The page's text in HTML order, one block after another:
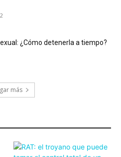
¿Cómo detenerla a tiempo?
más